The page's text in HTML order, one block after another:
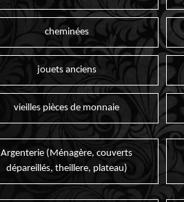
cheminées
jouets anciens
vieilles pièces de monnaie
Argenterie (Ménagère, couverts
dépareillés, theillere, plateau)